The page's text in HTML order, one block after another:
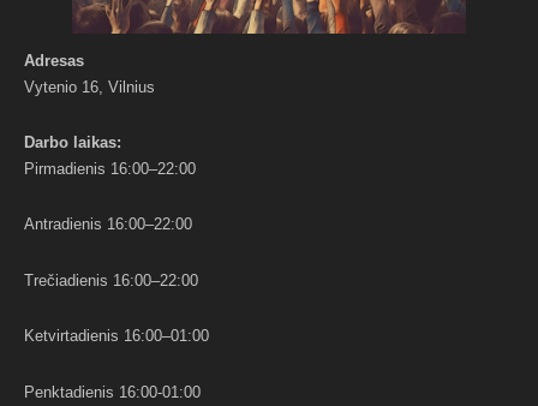
Adresas
Vytenio 16, Vilnius
Darbo laikas:
Pirmadienis 16:00–22:00
Antradienis 16:00–22:00
Trečiadienis 16:00–22:00
Ketvirtadienis 16:00–01:00
Penktadienis 16:00-01:00